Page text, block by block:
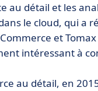
au détail et les
le cloud, qui a
et Tomax
intéressant à
au détail, en